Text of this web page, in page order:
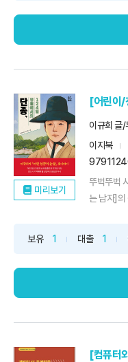
미리보기
[어린이/
이규희 글/
이지북
뚜벅뚜벅
는 남자]의
보유 1 대출 1
[컴퓨터